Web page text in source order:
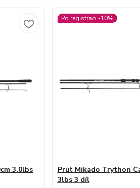
3.0lbs
Po registraci -10%
Prut Mikado Trython
3lbs 3 díl